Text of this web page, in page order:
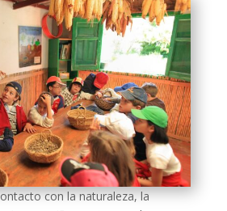
con la naturaleza, la